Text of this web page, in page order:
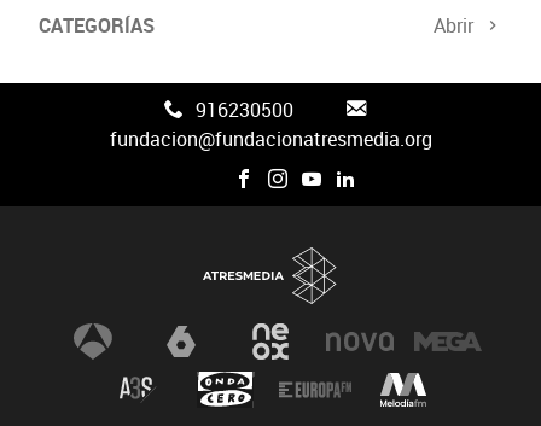
CATEGORÍAS Abrir
916230500
fundacion@fundacionatresmedia.org